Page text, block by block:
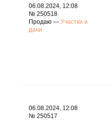
06.08.2024, 12:08
№ 250518
Продаю — Участки и
дачи
06.08.2024, 12:08
№ 250517